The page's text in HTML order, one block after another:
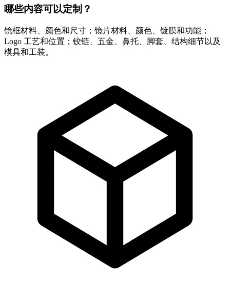
哪些内容可以定制？
镜框材料、颜色和尺寸；镜片材料、颜色、镀膜和功能；
Logo 工艺和位置；铰链、五金、鼻托、脚套、结构细节以及
模具和工装。